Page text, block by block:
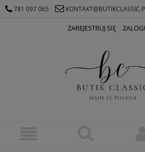
781 097 065
ZAREJESTRUJ SIĘ